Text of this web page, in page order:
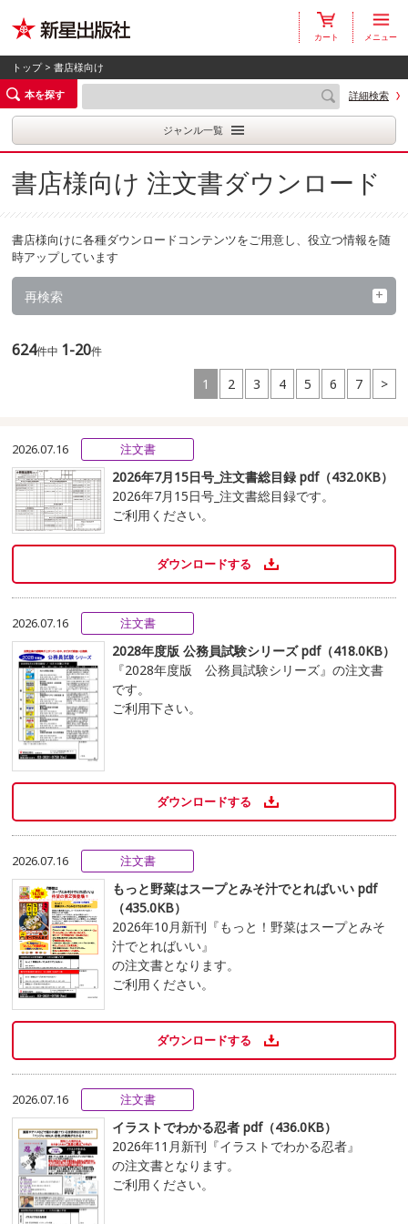
カート メニュー
トップ> 書店様向け
本を探す
詳細検索
ジャンル一覧
書店様向け 注文書ダウンロード
書店様向けに各種ダウンロードコンテンツをご用意し、役立つ情報を随
時アップしています
再検索
624件中 1-20件
1 2 3 4 5 6 7 >
2026.07.16 注文書
2026年7月15日号_注文書総目録 pdf（432.0KB）
2026年7月15日号_注文書総目録です。
ご利用ください。
ダウンロードする
2026.07.16 注文書
2028年度版 公務員試験シリーズ pdf（418.0KB）
『2028年度版 公務員試験シリーズ』の注文書
です。
ご利用下さい。
ダウンロードする
2026.07.16 注文書
もっと野菜はスープとみそ汁でとればいい pdf
（435.0KB）
2026年10月新刊『もっと！野菜はスープとみそ
汁でとればいい』
の注文書となります。
ご利用ください。
ダウンロードする
2026.07.16 注文書
イラストでわかる忍者 pdf（436.0KB）
2026年11月新刊『イラストでわかる忍者』
の注文書となります。
ご利用ください。